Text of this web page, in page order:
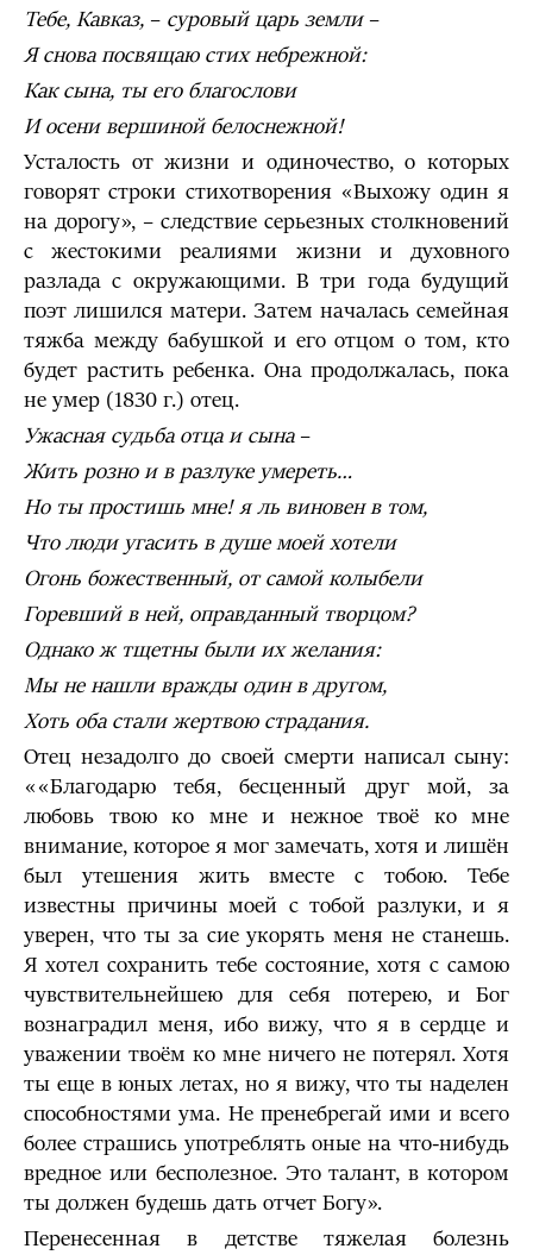
Тебе, Кавказ, – суровый царь земли–
Я снова посвящаю стих небрежной:
Как сына, ты его благослови
И осени вершиной белоснежной!
Усталость от жизни и одиночество, о которых
говорят строки стихотворения «Выхожу один я
на дорогу», – следствие серьезных столкновений
с жестокими реалиями жизни и духовного
разлада с окружающими. В три года будущий
поэт лишился матери. Затем началась семейная
тяжба между бабушкой и его отцом о том, кто
будет растить ребенка. Она продолжалась, пока
не умер (1830 г.) отец.
Ужасная судьба отца и сына –
Жить розно и в разлуке умереть…
Но ты простишь мне! я ль виновен в том,
Что люди угасить в душе моей хотели
Огонь божественный, от самой колыбели
Горевший в ней, оправданный творцом?
Однако ж тщетны были их желания:
Мы не нашли вражды один в другом,
Хоть оба стали жертвою страдания.
Отец незадолго до своей смерти написал сыну:
««Благодарю тебя, бесценный друг мой, за
любовь твою ко мне и нежное твоё ко мне
внимание, которое я мог замечать, хотя и лишён
был утешения жить вместе с тобою. Тебе
известны причины моей с тобой разлуки, и я
уверен, что ты за сие укорять меня не станешь.
Я хотел сохранить тебе состояние, хотя с самою
чувствительнейшею для себя потерею, и Бог
вознаградил меня, ибо вижу, что я в сердце и
уважении твоём ко мне ничего не потерял. Хотя
ты еще в юных летах, но я вижу, что ты наделен
способностями ума. Не пренебрегай ими и всего
более страшись употреблять оные на что-нибудь
вредное или бесполезное. Это талант, в котором
ты должен будешь дать отчет Богу».
Перенесенная в детстве тяжелая болезнь